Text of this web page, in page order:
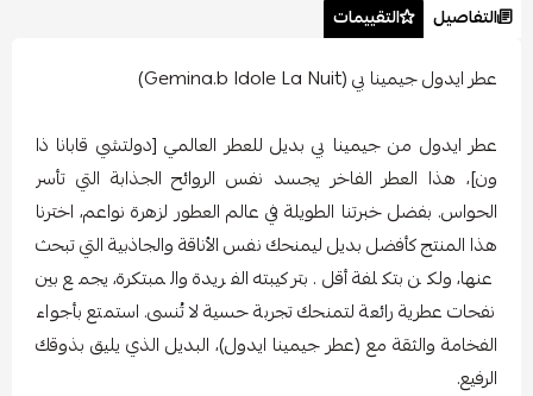
التفاصيل التقييمات
عطر ايدول جيمينا بي (Gemina.b Idole La Nuit)
عطر ايدول من جيمينا بي بديل للعطر العالمي [دولتشي قابانا ذا
ون]، هذا العطر الفاخر يجسد نفس الروائح الجذابة التي تأسر
الحواس. بفضل خبرتنا الطويلة في عالم العطور لزهرة نواعم، اخترنا
هذا المنتج كأفضل بديل ليمنحك نفس الأناقة والجاذبية التي تبحث
عنها، ولكن بتكلفة أقل. بتركيبته الفريدة والمبتكرة، يجمع بين
نفحات عطرية رائعة لتمنحك تجربة حسية لا تُنسى. استمتع بأجواء
الفخامة والثقة مع (عطر جيمينا ايدول)، البديل الذي يليق بذوقك
الرفيع.